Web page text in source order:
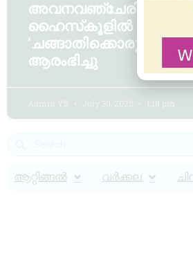
അവനവഞ്ചേരി ഗവ.
ഹൈസ്‌കൂളിൽ
‘ചങ്ങാതിക്കൊരു തൈ’
ആരംഭിച്ചു
Admin YS July 30, 2025 1:18 pm
ആറ്റിങ്ങൽ വർക്കല